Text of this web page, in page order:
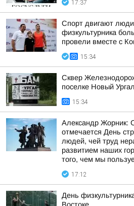
17:37
Спорт двигают
физкультурника
провели вместе с
15:34
Сквер
поселке Новый Ургал
15:34
Александр Жорник:
отмечается День
людей, чей труд
развитием наших
того, чем мы
17:12
День